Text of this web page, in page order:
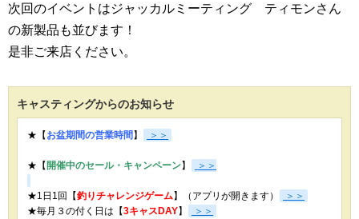
次回のイベントはジャッカルミーティング ティモンさん
の新製品も並びます！
是非ご来店ください。
キャスティングからのお知らせ
★【お盆期間の営業時間】 ＞＞
★【開催中のセール・キャンペーン】 ＞＞
★1日1回【釣りチャレンジゲーム】（アプリが開きます）
＞＞
★毎月３の付く日は【3キャスDAY】
＞＞